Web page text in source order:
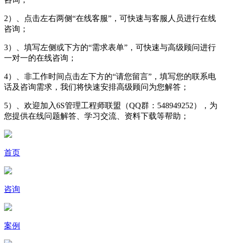
2）、点击左右两侧“在线客服”，可快速与客服人员进行在线
咨询；
3）、填写左侧或下方的“需求表单”，可快速与高级顾问进行
一对一的在线咨询；
4）、非工作时间点击左下方的“请您留言”，填写您的联系电
话及咨询需求，我们将快速安排高级顾问为您解答；
5）、欢迎加入6S管理工程师联盟（QQ群：548949252），为
您提供在线问题解答、学习交流、资料下载等帮助；
首页
咨询
案例